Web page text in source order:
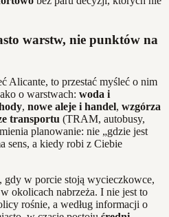
warstw, nie punktów na
Alicante, to przestać myśleć o nim
o warstwach: woda i
, nowe aleje i handel, wzgórza
transportu (TRAM, autobusy,
planowanie: nie „gdzie jest
sens, a kiedy robi z Ciebie
gdy w porcie stoją wycieczkowce,
okolicach nabrzeża. I nie jest to
rośnie, a według informacji o